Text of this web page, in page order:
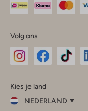
Volg ons
InstagramFacebook
Kies je land
NEDERLAND